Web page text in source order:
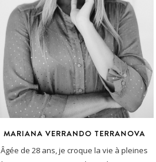
MARIANA VERRANDO TERRANOVA
Âgée de 28 ans, je croque la vie à pleines